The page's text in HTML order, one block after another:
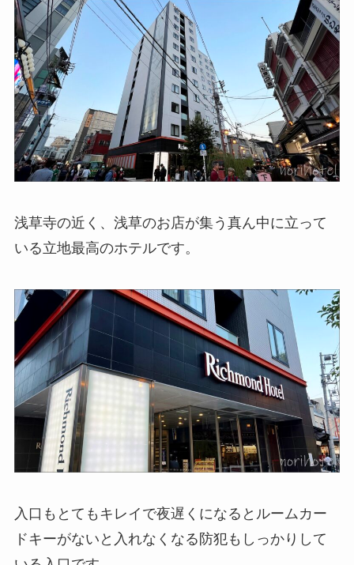
浅草寺の近く、浅草のお店が集う真ん中に立って
いる立地最高のホテルです。
入口もとてもキレイで夜遅くになるとルームカー
ドキーがないと入れなくなる防犯もしっかりして